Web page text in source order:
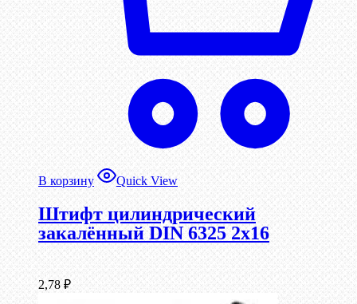
В корзину Quick View
Штифт цилиндрический
закалённый DIN 6325 2х16
2,78 ₽